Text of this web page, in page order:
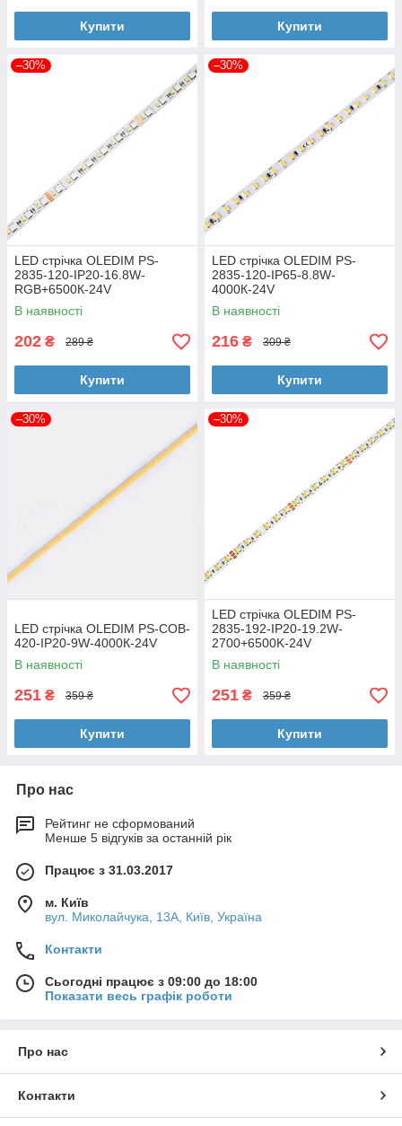
Купити Купити
–30%
LED стрічка OLEDIM PS-
2835-120-IP20-16.8W-
RGB+6500К-24V
В наявності
202 ₴ 289 ₴
Купити
–30%
LED стрічка OLEDIM PS-
2835-120-IP65-8.8W-
4000К-24V
В наявності
216 ₴ 309 ₴
Купити
–30%
LED стрічка OLEDIM PS-COB-
420-IP20-9W-4000К-24V
В наявності
251 ₴ 359 ₴
Купити
–30%
LED стрічка OLEDIM PS-
2835-192-IP20-19.2W-
2700+6500K-24V
В наявності
251 ₴ 359 ₴
Купити
Про нас
Рейтинг не сформований
Менше 5 відгуків за останній рік
Працює з 31.03.2017
м. Київ
вул. Миколайчука, 13А, Київ, Україна
Контакти
Сьогодні працює з 09:00 до 18:00
Показати весь графік роботи
Про нас
Контакти